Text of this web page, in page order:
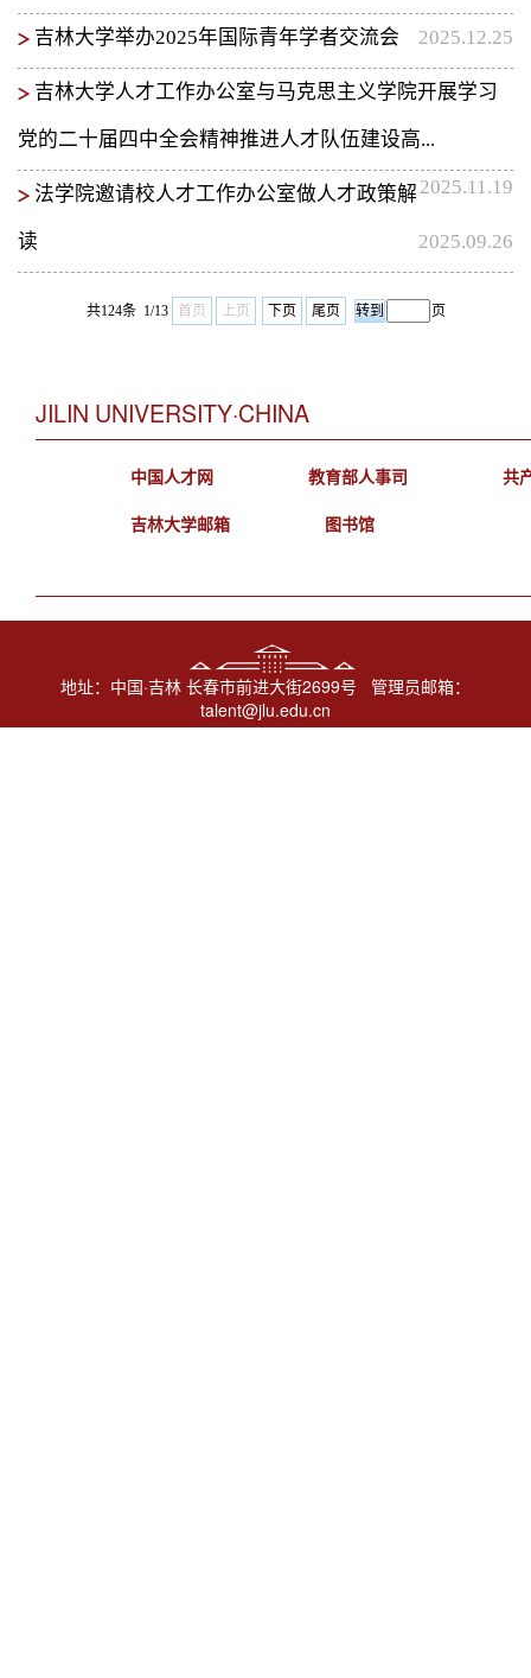
吉林大学举办2025年国际青年学者交流会 2025.12.25
吉林大学人才工作办公室与马克思主义学院开展学习
党的二十届四中全会精神推进人才队伍建设高...
2025.11.19
法学院邀请校人才工作办公室做人才政策解
读 2025.09.26
共124条 1/13 首页 上页 下页 尾页 页
JILIN UNIVERSITY·CHINA
中国人才网 教育部人事司
共
吉林大学邮箱
图书馆
地址：中国·吉林 长春市前进大街2699号 管理员邮箱：
talent@jlu.edu.cn